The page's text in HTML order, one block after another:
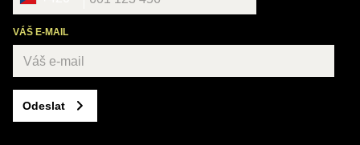
VÁŠ E-MAIL
Odeslat